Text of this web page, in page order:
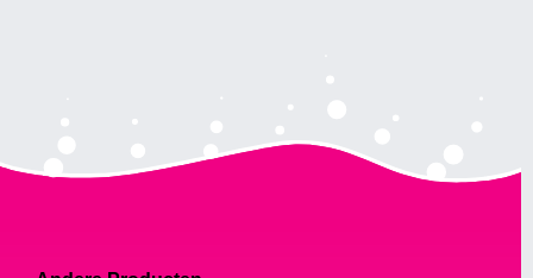
factoren waarmee u rekening moet houden.
Overweeg allereerst de grootte van de